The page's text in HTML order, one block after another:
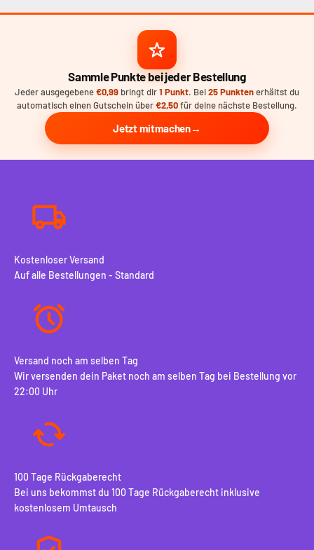
Sammle Punkte bei jeder Bestellung
Jeder ausgegebene€0,99 bringt dir1 Punkt. Bei25 Punktenerhältst du
automatisch einen Gutschein über€2,50für deine nächste Bestellung.
Jetzt mitmachen
Kostenloser Versand
Auf alle Bestellungen - Standard
Versand noch am selben Tag
Wir versenden dein Paket noch am selben Tag bei Bestellung vor
22:00 Uhr
100 Tage Rückgaberecht
Bei uns bekommst du 100 Tage Rückgaberecht inklusive
kostenlosem Umtausch